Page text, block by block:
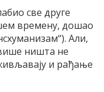
све друге
времену, дошао
Али,
ништа не
и рађање